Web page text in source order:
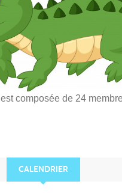
est composée de 24
CALENDRIER